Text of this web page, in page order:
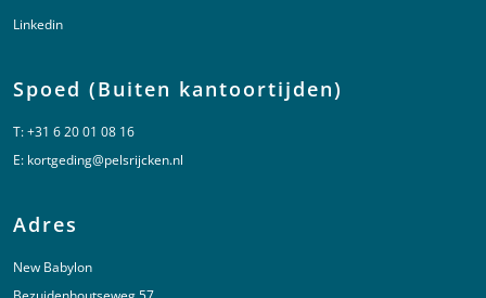
Linkedin
Spoed (Buiten kantoortijden)
T:+31 6 20 01 08 16
E: kortgeding@pelsrijcken.nl
Adres
New Babylon